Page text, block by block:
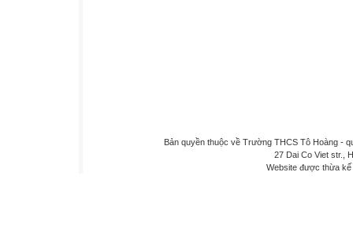
Bản quyền thuộc về Trường THCS Tô Hoàng -
27 Dai Co Viet str.,
Website được thừa